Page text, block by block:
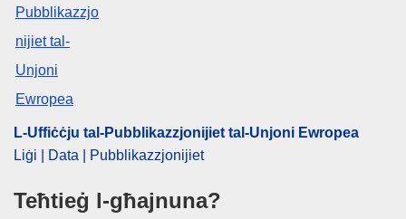
L-Uffiċċju tal-Pubblikazzjonijiet tal-Unjoni Ewropea
Liġi | Data | Pubblikazzjonijiet
Teħtieġ l-għajnuna?